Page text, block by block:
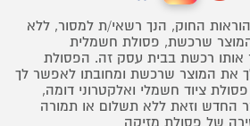
החוק, הנך רשאי/ת למסור, ללא
שרכשת, פסולת חשמלית
אותו רכשת בבית עסק זה. הפסולת
את המוצר שרכשת ומחובתו לאפשר לך
ציוד חשמלי ואלקטרוני דומה,
החדש וזאת ללא תשלום או תמורה
של פסולת מזיקה